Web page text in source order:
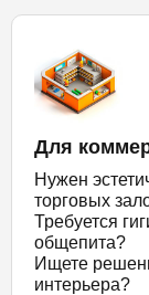
Для
Нужен
торговых
Требуется
общепита?
Ищете
интерьера?